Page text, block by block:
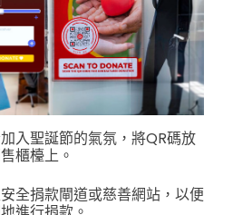
入聖誕節的氣氛，將QR碼放
櫃檯上。
全捐款閘道或慈善網站，以便